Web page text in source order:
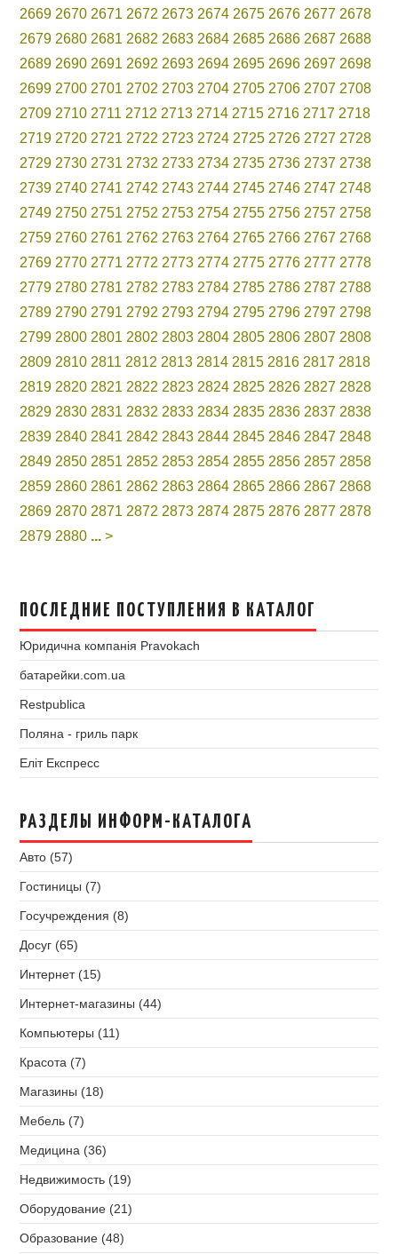
2669 2670 2671 2672 2673 2674 2675 2676 2677 2678
2679 2680 2681 2682 2683 2684 2685 2686 2687 2688
2689 2690 2691 2692 2693 2694 2695 2696 2697 2698
2699 2700 2701 2702 2703 2704 2705 2706 2707 2708
2709 2710 2711 2712 2713 2714 2715 2716 2717 2718
2719 2720 2721 2722 2723 2724 2725 2726 2727 2728
2729 2730 2731 2732 2733 2734 2735 2736 2737 2738
2739 2740 2741 2742 2743 2744 2745 2746 2747 2748
2749 2750 2751 2752 2753 2754 2755 2756 2757 2758
2759 2760 2761 2762 2763 2764 2765 2766 2767 2768
2769 2770 2771 2772 2773 2774 2775 2776 2777 2778
2779 2780 2781 2782 2783 2784 2785 2786 2787 2788
2789 2790 2791 2792 2793 2794 2795 2796 2797 2798
2799 2800 2801 2802 2803 2804 2805 2806 2807 2808
2809 2810 2811 2812 2813 2814 2815 2816 2817 2818
2819 2820 2821 2822 2823 2824 2825 2826 2827 2828
2829 2830 2831 2832 2833 2834 2835 2836 2837 2838
2839 2840 2841 2842 2843 2844 2845 2846 2847 2848
2849 2850 2851 2852 2853 2854 2855 2856 2857 2858
2859 2860 2861 2862 2863 2864 2865 2866 2867 2868
2869 2870 2871 2872 2873 2874 2875 2876 2877 2878
2879 2880 ... >
ПОСЛЕДНИЕ ПОСТУПЛЕНИЯ В КАТАЛОГ
Юридична компанія Pravokach
батарейки.com.ua
Restpublica
Поляна - гриль парк
Еліт Експресс
РАЗДЕЛЫ ИНФОРМ-КАТАЛОГА
Авто (57)
Гостиницы (7)
Госучреждения (8)
Досуг (65)
Интернет (15)
Интернет-магазины (44)
Компьютеры (11)
Красота (7)
Магазины (18)
Мебель (7)
Медицина (36)
Недвижимость (19)
Оборудование (21)
Образование (48)